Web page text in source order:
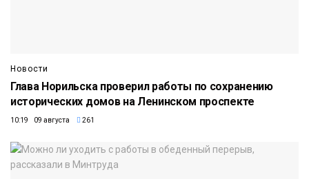
Новости
Глава Норильска проверил работы по сохранению
исторических домов на Ленинском проспекте
10:19 09 августа 261